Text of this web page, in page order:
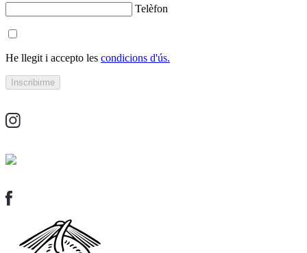
Telèfon
He llegit i accepto les condicions d'ús.